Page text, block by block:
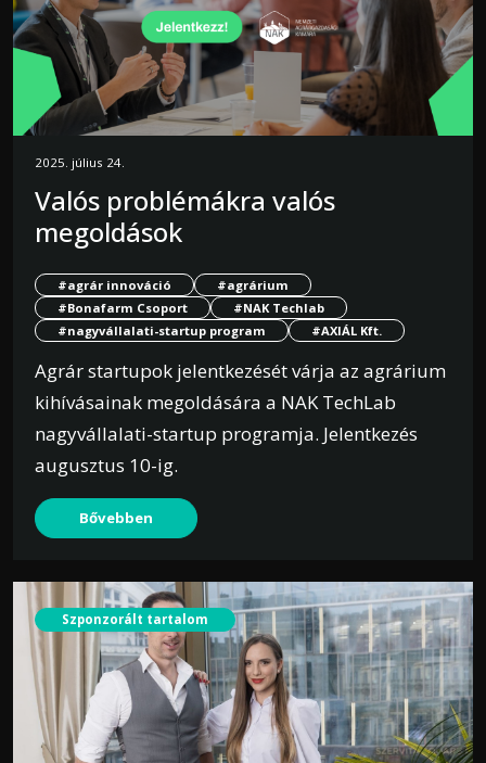
2025. július 24.
Valós problémákra valós
megoldások
#agrár innováció
#agrárium
#Bonafarm Csoport
#NAK Techlab
#nagyvállalati-startup program
#AXIÁL Kft.
Agrár startupok jelentkezését várja az agrárium
kihívásainak megoldására a NAK TechLab
nagyvállalati-startup programja. Jelentkezés
augusztus 10-ig.
Bővebben
Szponzorált tartalom